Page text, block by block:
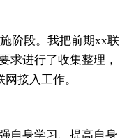
阶段。我把前期xx联
求进行了收集整理，
接入工作。
自身学习、提高自身